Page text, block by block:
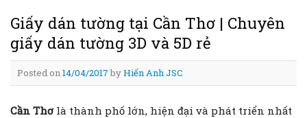
Giấy dán tường tại Cần Thơ | Chuyên
giấy dán tường 3D và 5D rẻ
Posted on14/04/2017 byHiển Anh JSC
Cần Thơ là thành phố lớn, hiện đại và phát triển nhất